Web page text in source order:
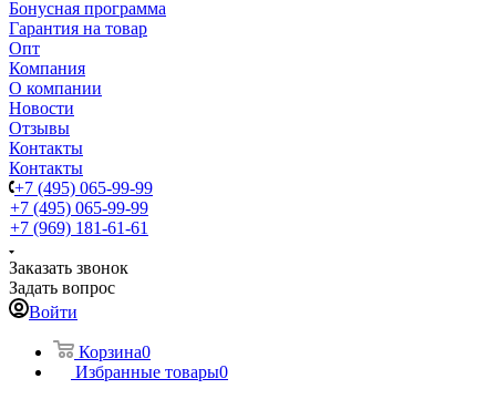
Бонусная программа
Гарантия на товар
Опт
Компания
О компании
Новости
Отзывы
Контакты
Контакты
+7 (495) 065-99-99
+7 (495) 065-99-99
+7 (969) 181-61-61
Заказать звонок
Задать вопрос
Войти
Корзина0
Избранные товары0